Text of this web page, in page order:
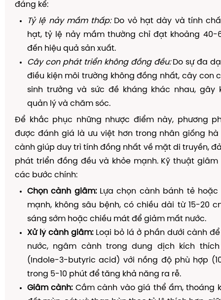
đáng kể:
Tỷ lệ nảy mầm thấp:Do vỏ hạt dày và tính
hạt, tỷ lệ nảy mầm thường chỉ đạt khoảng 40-
đến hiệu quả sản xuất.
Cây con phát triển không đồng đều:Do sự đa
điều kiện môi trường không đồng nhất, cây con
sinh trưởng và sức đề kháng khác nhau, gây
quản lý và chăm sóc.
Để khắc phục những nhược điểm này, phương
được đánh giá là ưu việt hơn trong nhân giống hà
cành giúp duy trì tính đồng nhất về mặt di truyền,
phát triển đồng đều và khỏe mạnh. Kỹ thuật
các bước chính:
Chọn cành giâm:Lựa chọn cành bánh tẻ hoặc
mạnh, không sâu bệnh, có chiều dài từ 15-20
sáng sớm hoặc chiều mát để giảm mất nước.
Xử lý cành giâm:Loại bỏ lá ở phần dưới cành
nước, ngâm cành trong dung dịch kích
(Indole-3-butyric acid) với nồng độ phù hợp
trong 5-10 phút để tăng khả năng ra rễ.
Giâm cành:Cắm cành vào giá thể ẩm, thoáng